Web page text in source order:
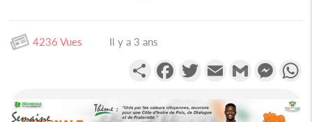
4236 Vues Il y a 3 ans
PartagerFacebookTwitterEmail Gmail